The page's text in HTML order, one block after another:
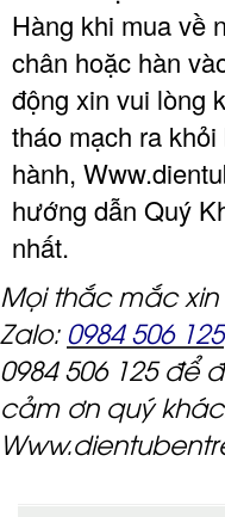
Hàng khi mua về
chân hoặc hàn
động xin vui lòng
tháo mạch ra
hành,
hướng dẫn Quý
nhất.
Mọi thắc mắc
Zalo: 0984 506 125
0984 506 125 để
cảm ơn quý